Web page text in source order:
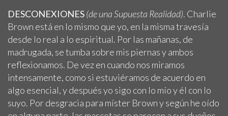
DESCONEXIONES(de una Supuesta Realidad). Charlie
Brown está en lo mismo que yo, en la misma travesía
desde lo real a lo espiritual. Por las mañanas, de
madrugada, se tumba sobre mis piernas y ambos
reflexionamos. De vez en cuando nos miramos
intensamente, como si estuviéramos de acuerdo en
algo esencial, y después yo sigo con lo mío y él con lo
suyo. Por desgracia para míster Brown y según he oído